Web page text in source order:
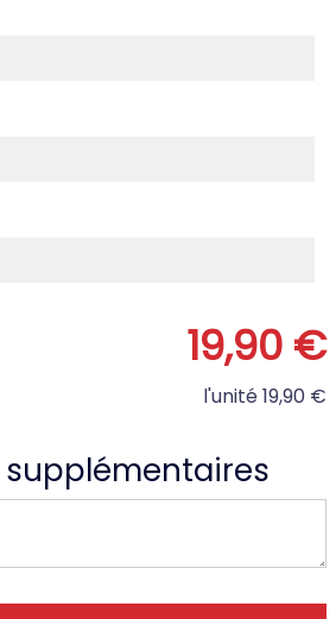
19,90 €
l'unité19,90 €